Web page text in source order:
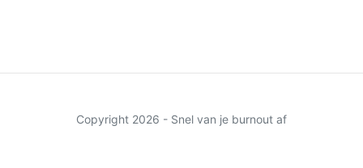
Copyright 2026 - Snel van je burnout af